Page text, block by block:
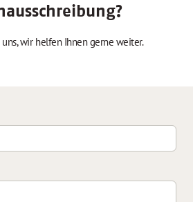
wir helfen Ihnen gerne weiter.